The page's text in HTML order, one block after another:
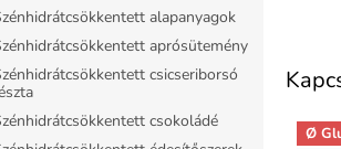
alapanyagok
aprósütemény
csicseriborsó
csokoládé
Ø